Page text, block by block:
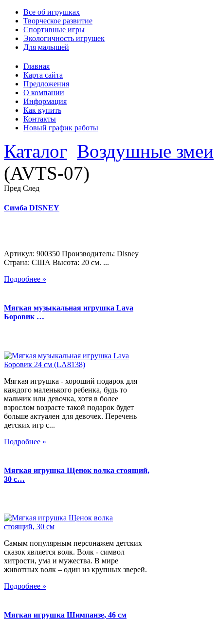
Все об игрушках
Творческое развитие
Спортивные игры
Экологичность игрушек
Для малышей
Главная
Карта сайта
Предложения
О компании
Информация
Как купить
Контакты
Новый график работы
Каталог Воздушные змеи
(AVTS-07)
Пред След
Симба DISNEY
Артикул: 900350 Производитель: Disney
Страна: США Высота: 20 см. ...
Подробнее »
Мягкая музыкальная игрушка Lava
Боровик …
Мягкая игрушка - хороший подарок для
каждого маленького ребенка, будь то
мальчик или девочка, хотя в более
взрослом возрасте такой подарок будет
больше актуален для девочек. Перечень
детских игр с...
Подробнее »
Мягкая игрушка Щенок волка стоящий,
30 с…
Самым популярным персонажем детских
сказок является волк. Волк - символ
хитрости, ума и мужества. В мире
животных волк – один из крупных зверей.
Подробнее »
Мягкая игрушка Шимпанзе, 46 см